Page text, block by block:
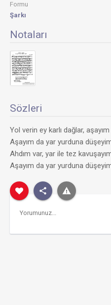
Formu
Şarkı
Notaları
Sözleri
Yol verin ey karlı dağlar, aşayım
Aşayım da yar yurduna
Ahdım var, yar ile tez
Aşayım da yar yurduna